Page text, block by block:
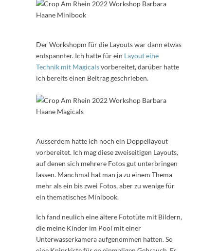
Der Workshopm für die Layouts war dann etwas
entspannter. Ich hatte für ein Layout eine
Technik mit Magicalsvorbereitet, darüber hatte
ich bereits einen Beitrag geschrieben.
Ausserdem hatte ich noch ein Doppellayout
vorbereitet. Ich mag diese zweiseitigen Layouts,
auf denen sich mehrere Fotos gut unterbringen
lassen. Manchmal hat man ja zu einem Thema
mehr als ein bis zwei Fotos, aber zu wenige für
ein thematisches Minibook.
Ich fand neulich eine ältere Fototüte mit Bildern,
die meine Kinder im Pool mit einer
Unterwasserkamera aufgenommen hatten. So